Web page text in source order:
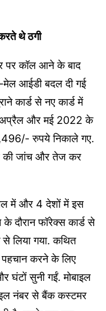
थे ठगी
पर कॉल आने के बाद
मेल आईडी बदल दी गई
कार्ड से नए कार्ड में
अप्रैल और मई 2022 के
रुपये निकाले गए.
की जांच और तेज कर
में और 4 देशों में इस
दौरान फॉरेक्स कार्ड से
लिया गया. कथित
पहचान करने के लिए
घंटों सुनी गईं. मोबाइल
नंबर से बैंक कस्टमर